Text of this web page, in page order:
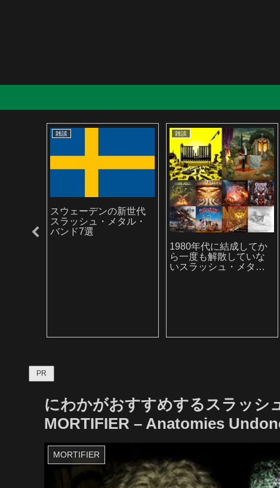
雑談
スウェーデンの新世代
スラッシュ・メタル・
バンド7選
雑談
1980年代に結成してか
ら一度も解散していな
いスラッシュ・メタ
PR
にわかがおすすめするスラッシ
MORTIFIER – Anatomies
MORTIFIER